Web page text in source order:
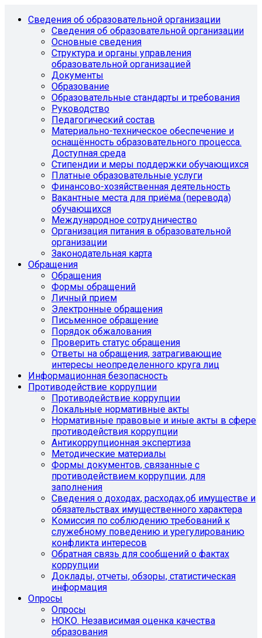
Сведения об образовательной организации
Сведения об образовательной организации
Основные сведения
Структура и органы управления
образовательной организацией
Документы
Образование
Образовательные стандарты и требования
Руководство
Педагогический состав
Материально-техническое обеспечение и
оснащённость образовательного процесса.
Доступная среда
Стипендии и меры поддержки обучающихся
Платные образовательные услуги
Финансово-хозяйственная деятельность
Вакантные места для приёма (перевода)
обучающихся
Международное сотрудничество
Организация питания в образовательной
организации
Законодательная карта
Обращения
Обращения
Формы обращений
Личный прием
Электронные обращения
Письменное обращение
Порядок обжалования
Проверить статус обращения
Ответы на обращения, затрагивающие
интересы неопределенного круга лиц
Информационная безопасность
Противодействие коррупции
Противодействие коррупции
Локальные нормативные акты
Нормативные правовые и иные акты в сфере
противодействия коррупции
Антикоррупционная экспертиза
Методические материалы
Формы документов, связанные с
противодействием коррупции, для
заполнения
Сведения о доходах, расходах,об имуществе и
обязательствах имущественного характера
Комиссия по соблюдению требований к
служебному поведению и урегулированию
конфликта интересов
Обратная связь для сообщений о фактах
коррупции
Доклады, отчеты, обзоры, статистическая
информация
Опросы
Опросы
НОКО. Независимая оценка качества
образования